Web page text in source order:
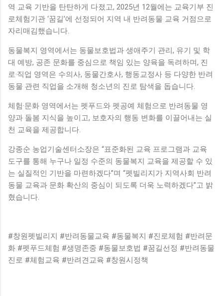
역 교육 기반을 탄탄하게 다졌고, 2025년 12월에는 교육기부 진
로체험기관 ‘꿈길’에 선정되어 지역 내 반려동물 교육 거점으로
자리매김했습니다.
동물복지 영역에서는 동물보호법과 생애주기 관리, 유기 및 학
대 예방, 공존 문화를 중심으로 책임 있는 양육을 독려하며, 진
로·직업 영역은 수의사, 동물간호사, 행동교정사 등 다양한 반려
동물 관련 직업을 소개해 청소년의 진로 탐색을 돕습니다.
체험·문화 영역에서는 펫푸드와 펫공예 체험으로 반려동물 영
양과 돌봄 지식을 높이고, 보호자의 행동 변화를 이끌어내는 실
천 교육을 제공합니다.
강종순 농업기술센터소장은 “표준화된 교육 프로그램과 교육
도구를 통해 누구나 일정 수준의 동물복지 교육을 제공할 수 있
는 실질적인 기반을 마련하겠다”며 “펫빌리지가 지역사회 반려
동물 교육과 문화 확산의 중심이 되도록 더욱 노력하겠다”고 밝
혔습니다.
#창원펫빌리지 #반려동물교육 #동물복지 #진로체험 #반려문
화 #펫푸드체험 #생명존중 #동물보호법 #꿈길선정 #반려동물
진로 #체험교육 #반려견교육 #창원시정책